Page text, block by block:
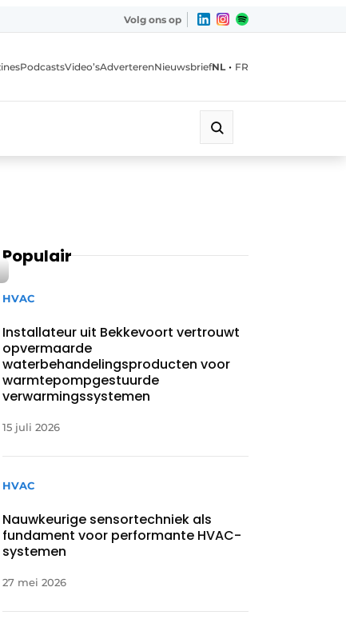
Volg ons op
PodcastsVideo’sAdverterenNieuwsbriefNL • FR
Populair
HVAC
Installateur uit Bekkevoort vertrouwt
opvermaarde
waterbehandelingsproducten voor
warmtepompgestuurde
verwarmingssystemen
15 juli 2026
HVAC
Nauwkeurige sensortechniek als
fundament voor performante HVAC-
systemen
27 mei 2026